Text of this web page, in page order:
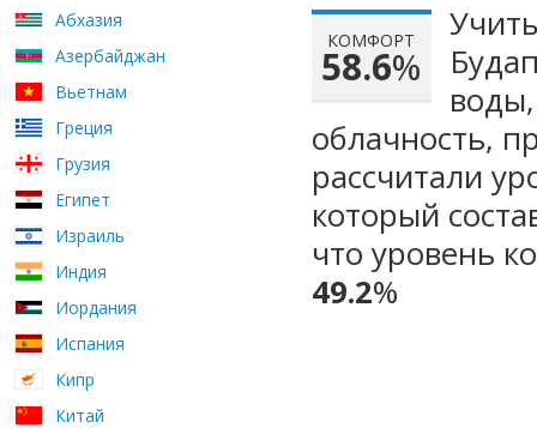
Абхазия
Азербайджан
Вьетнам
Греция
Грузия
Египет
Израиль
Индия
Иордания
Испания
Кипр
Китай
КОМФОРТ
58.6%
облачность,
рассчитали
который
что уровень
49.2%